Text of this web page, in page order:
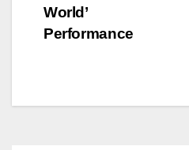
World’
Performance